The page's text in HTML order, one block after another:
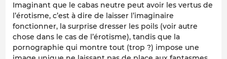
Imaginant que le cabas neutre peut avoir les vertus de
l’érotisme, c’est à dire de laisser l’imaginaire
fonctionner, la surprise dresser les poils (voir autre
chose dans le cas de l’érotisme), tandis que la
pornographie qui montre tout (trop ?) impose une